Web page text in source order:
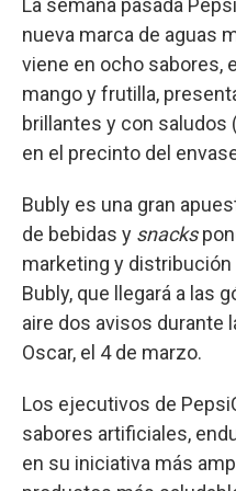
La semana pasada
nueva marca de aguas
viene en ocho sabores,
mango y frutilla,
brillantes y con saludos
en el precinto del
Bubly es una gran
de bebidas y snacks
marketing y
Bubly, que llegará a las
aire dos avisos durante
Oscar, el 4 de marzo.
Los ejecutivos de
sabores artificiales,
en su iniciativa más